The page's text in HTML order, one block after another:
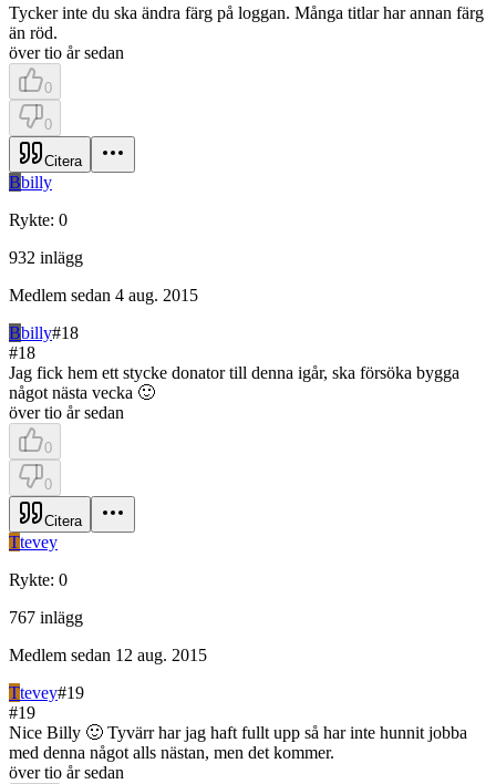
Tycker inte du ska ändra färg på loggan. Många titlar har annan färg
än röd.
över tio år sedan
0
0
Citera
Bbilly
Rykte: 0
932 inlägg
Medlem sedan 4 aug. 2015
Bbilly#18
#18
Jag fick hem ett stycke donator till denna igår, ska försöka bygga
något nästa vecka 🙂
över tio år sedan
0
0
Citera
Ttevey
Rykte: 0
767 inlägg
Medlem sedan 12 aug. 2015
Ttevey#19
#19
Nice Billy 🙂 Tyvärr har jag haft fullt upp så har inte hunnit jobba
med denna något alls nästan, men det kommer.
över tio år sedan